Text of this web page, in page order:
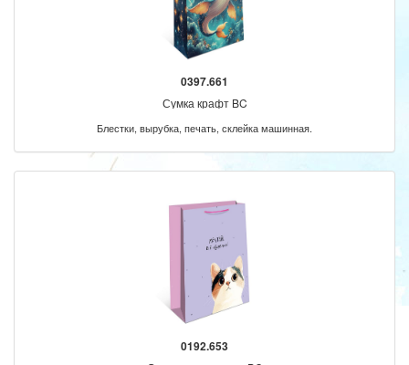
0397.661
Сумка крафт BC
Блестки, вырубка, печать, склейка машинная.
0192.653